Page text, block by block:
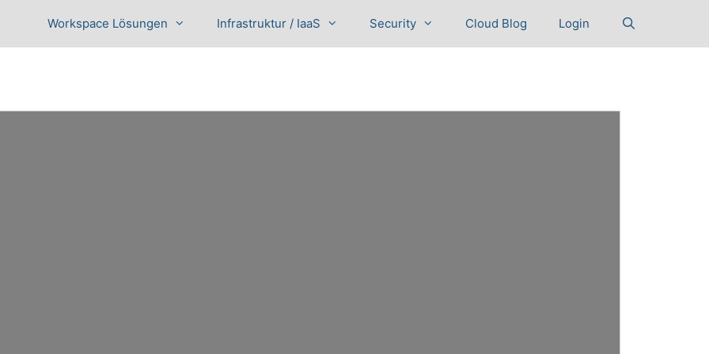
Workspace Lösungen Infrastruktur / IaaS Security Cloud Blog Login